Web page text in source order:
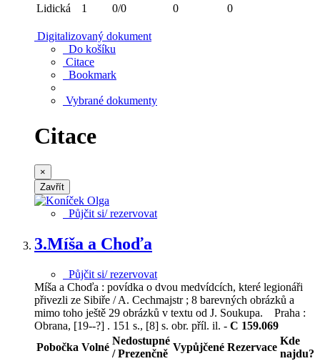
Lidická
1 0/0 0 0
Digitalizovaný dokument
Do košíku
Citace
Bookmark
Vybrané dokumenty
Citace
×
Zavřít
Půjčit si/ rezervovat
3.Míša a Choďa
Půjčit si/ rezervovat
Míša a Choďa : povídka o dvou medvídcích, které legionáři
přivezli ze Sibiře / A. Cechmajstr ; 8 barevných obrázků a
mimo toho ještě 29 obrázků v textu od J. Soukupa. Praha :
Obrana, [19--?] . 151 s., [8] s. obr. příl. il. - C 159.069
Pobočka Volné
Nedostupné
/ Prezenčně
Vypůjčené Rezervace
Kde
najdu?